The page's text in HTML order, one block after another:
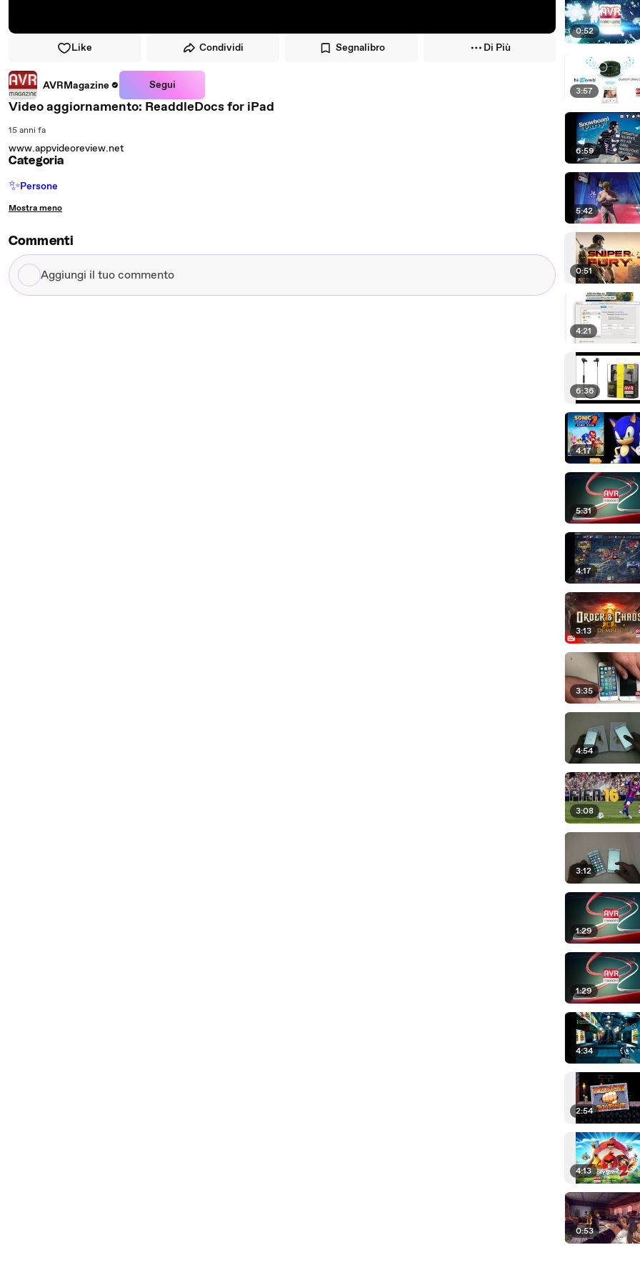
Like Condividi Segnalibro Di Più
AVRMagazine Segui
Video aggiornamento: ReaddleDocs for iPad
15 anni fa
www.appvideoreview.net
Categoria
✨Persone
Mostra meno
Commenti
Aggiungi
il
0:52
3:57
6:59
5:42
0:51
4:21
6:36
4:17
5:31
4:17
3:13
3:35
4:54
3:08
3:12
1:29
1:29
4:34
2:54
4:13
0:53